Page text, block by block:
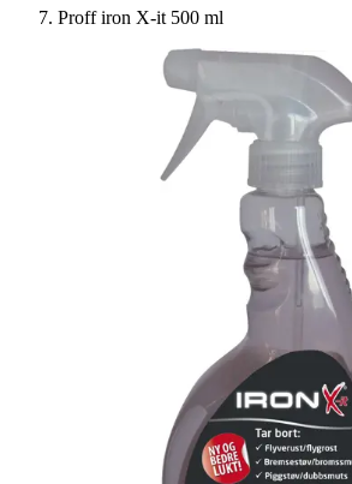
Proff iron X-it 500 ml